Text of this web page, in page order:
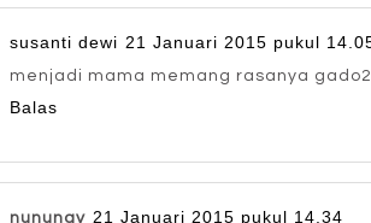
susanti dewi 21 Januari 2015 pukul
menjadi mama memang rasanya
Balas
nunungy 21 Januari 2015 pukul 14.34